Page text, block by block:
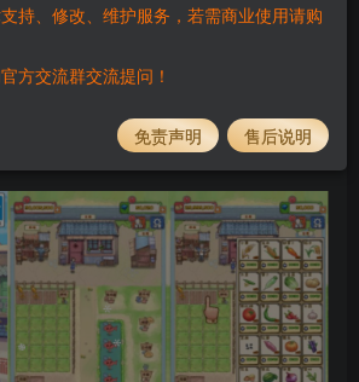
QQ58628859
内容已隐藏，请付费后查看
持、修改、维护服务，若需商业使用请购
方交流群交流提问！
免责声明 售后说明